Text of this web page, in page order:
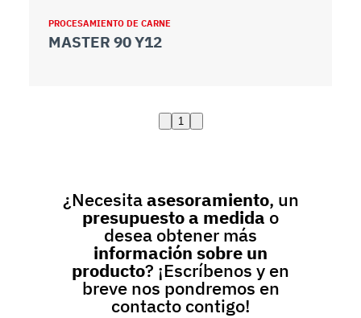
PROCESAMIENTO DE CARNE
MASTER 90 Y12
1
¿Necesitaasesoramiento, un
presupuesto a medida o
desea obtener más
información sobre un
producto? ¡Escríbenos y en
breve nos pondremos en
contacto contigo!